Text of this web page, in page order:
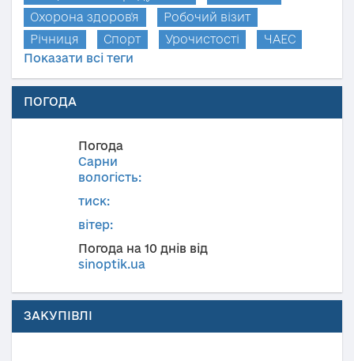
Охорона здоров'я
Робочий візит
Річниця
Спорт Урочистості
ЧАЕС
Показати всі теги
ПОГОДА
Погода
Сарни
вологість:
тиск:
вітер:
Погода на 10 днів від
sinoptik.ua
ЗАКУПІВЛІ